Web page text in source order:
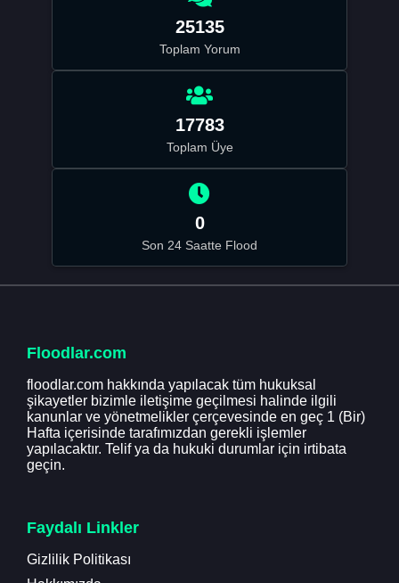
25135
Toplam Yorum
17783
Toplam Üye
0
Son 24 Saatte Flood
Floodlar.com
floodlar.com hakkında yapılacak tüm hukuksal
şikayetler bizimle iletişime geçilmesi halinde ilgili
kanunlar ve yönetmelikler çerçevesinde en geç 1 (Bir)
Hafta içerisinde tarafımızdan gerekli işlemler
yapılacaktır. Telif ya da hukuki durumlar için irtibata
geçin.
Faydalı Linkler
Gizlilik Politikası